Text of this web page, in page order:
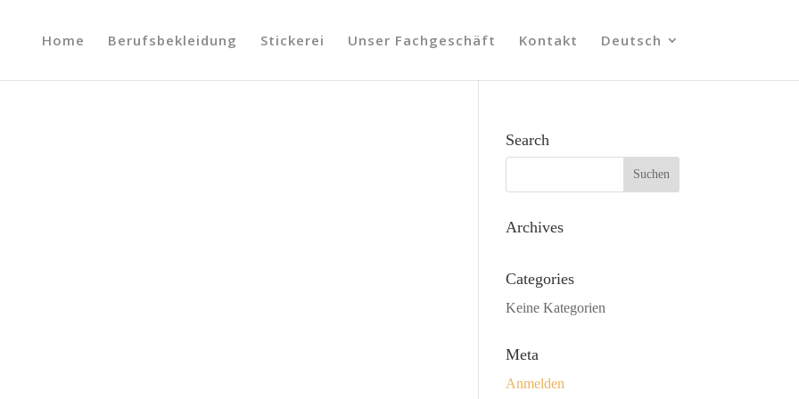
Home Berufsbekleidung Stickerei Unser Fachgeschäft Kontakt Deutsch
Search
Archives
Categories
Keine Kategorien
Meta
Anmelden